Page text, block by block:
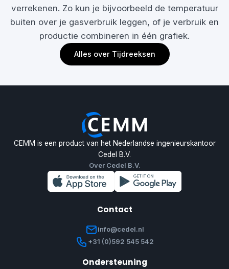
verrekenen. Zo kun je bijvoorbeeld de temperatuur
buiten over je gasverbruik leggen, of je verbruik en
productie combineren in één grafiek.
Alles over Tijdreeksen
CEMM is een product van het Nederlandse ingenieurskantoor
Cedel B.V.
Over Cedel B.V.
Contact
info@cedel.nl
+31 (0)592 545 542
Ondersteuning